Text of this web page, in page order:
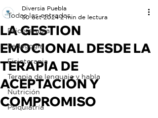
Todas las entradas
Psicoterapia
Pedagogía
Fisioterapia
Terapia de lenguaje y habla
Nutrición
Psiquiatría
LA GESTION
EMOCIONAL DESDE LA
TERAPIA DE
ACEPTACIÓN Y
COMPROMISO
Diversia Puebla
30 oct 2024 2 min de lectura